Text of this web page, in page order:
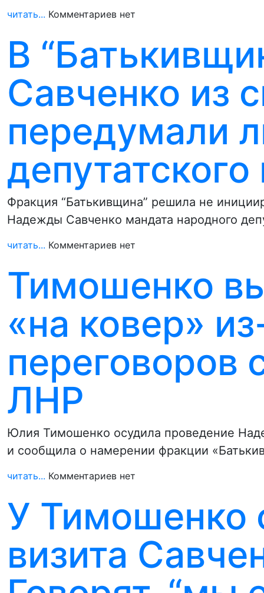
читать... Комментариев нет
В
Савченко из
передумали
Фракция “Батькивщина” решила не
Надежды Савченко мандата народного
читать... Комментариев нет
Тимошенко
«на ковер»
ЛНР
Юлия Тимошенко осудила проведение
и сообщила о намерении фракции
читать... Комментариев нет
У Тимошенко
визита